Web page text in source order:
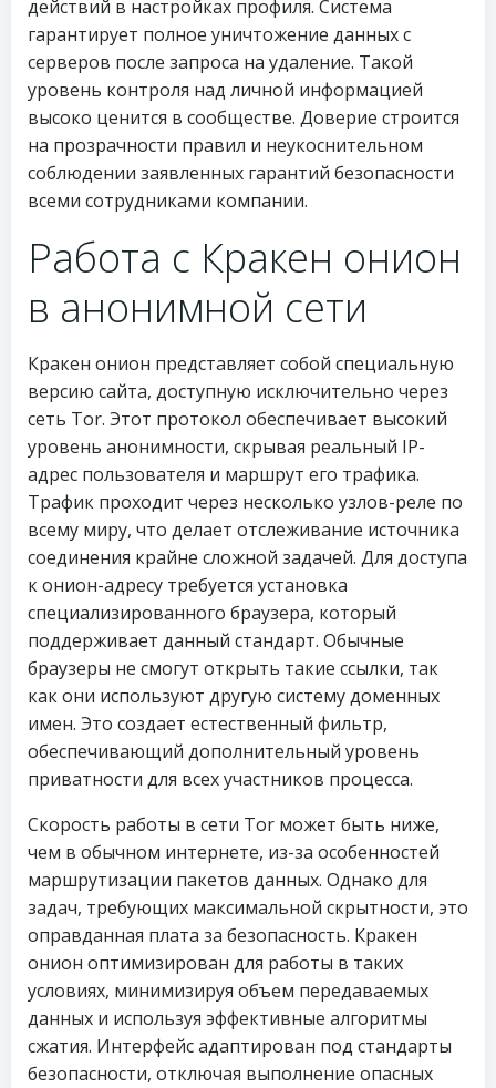
действий в настройках профиля. Система
гарантирует полное уничтожение данных с
серверов после запроса на удаление. Такой
уровень контроля над личной информацией
высоко ценится в сообществе. Доверие строится
на прозрачности правил и неукоснительном
соблюдении заявленных гарантий безопасности
всеми сотрудниками компании.
Работа с Кракен онион
в анонимной сети
Кракен онион представляет собой специальную
версию сайта, доступную исключительно через
сеть Tor. Этот протокол обеспечивает высокий
уровень анонимности, скрывая реальный IP-
адрес пользователя и маршрут его трафика.
Трафик проходит через несколько узлов-реле по
всему миру, что делает отслеживание источника
соединения крайне сложной задачей. Для доступа
к онион-адресу требуется установка
специализированного браузера, который
поддерживает данный стандарт. Обычные
браузеры не смогут открыть такие ссылки, так
как они используют другую систему доменных
имен. Это создает естественный фильтр,
обеспечивающий дополнительный уровень
приватности для всех участников процесса.
Скорость работы в сети Tor может быть ниже,
чем в обычном интернете, из-за особенностей
маршрутизации пакетов данных. Однако для
задач, требующих максимальной скрытности, это
оправданная плата за безопасность. Кракен
онион оптимизирован для работы в таких
условиях, минимизируя объем передаваемых
данных и используя эффективные алгоритмы
сжатия. Интерфейс адаптирован под стандарты
безопасности, отключая выполнение опасных